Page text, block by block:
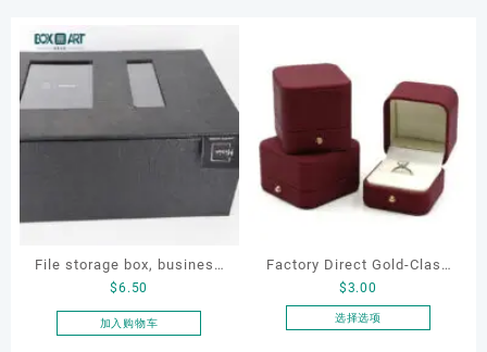
File storage box, business
card storage box, storage
box
$6.50
加入购物车
Factory Direct Gold-Clasp
Round-Corner Jewelry
$3.00
选择选项